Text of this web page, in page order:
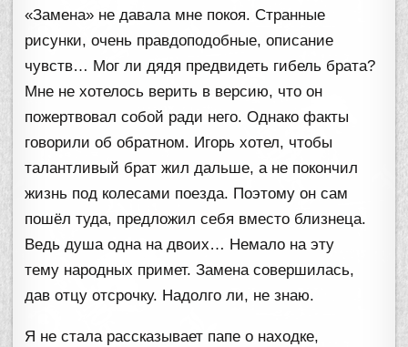
«Замена» не давала мне покоя. Странные
рисунки, очень правдоподобные, описание
чувств… Мог ли дядя предвидеть гибель брата?
Мне не хотелось верить в версию, что он
пожертвовал собой ради него. Однако факты
говорили об обратном. Игорь хотел, чтобы
талантливый брат жил дальше, а не покончил
жизнь под колесами поезда. Поэтому он сам
пошёл туда, предложил себя вместо близнеца.
Ведь душа одна на двоих… Немало на эту
тему народных примет. Замена совершилась,
дав отцу отсрочку. Надолго ли, не знаю.
Я не стала рассказывает папе о находке,